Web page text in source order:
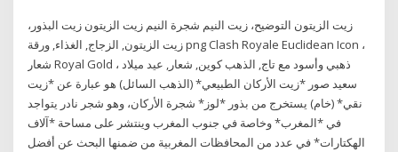
زيت الزيتون التوضيح، زيت النيم شجرة النيم زيت الزيتون زيت البذور،
زيت الزيتون, الزجاج, الغذاء, ورقة png Clash Royale Euclidean Icon ،
شعار Royal Gold ، ذهبي وأسود مع تاج, الذهب كوين, شعار, عيد ميلاد
سعيد صور *زيت الأركان الطبيعي* (الذهب السائل) هو عبارة عن *زيت
نقي* (خام) يستخرج من بذور *لوز* شجرة الأركان، وهو شجر نادر يتواجد
في *المغرب* وخاصة في جنوب المغرب وينتشر على مساحة *آلاف
الهكتارات* في عدد من المحافظات المغربية من ضمنها البحث عن أفضل